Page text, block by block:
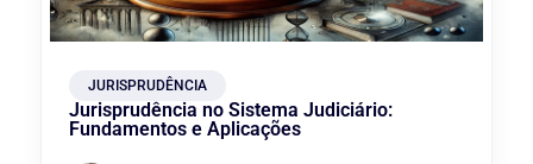
JURISPRUDÊNCIA
Jurisprudência no Sistema Judiciário:
Fundamentos e Aplicações